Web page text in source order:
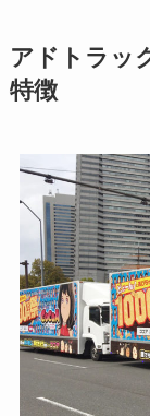
アドトラッ
特徴